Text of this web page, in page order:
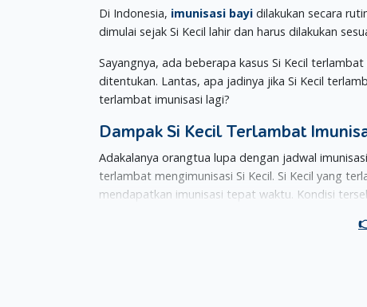
Di Indonesia, imunisasi bayi dilakukan secara
dimulai sejak Si Kecil lahir dan harus dilakukan
Sayangnya, ada beberapa kasus Si Kecil
ditentukan. Lantas, apa jadinya jika Si Kecil
terlambat imunisasi lagi?
Dampak Si Kecil Terlambat
Adakalanya orangtua lupa dengan jadwal
terlambat mengimunisasi Si Kecil. Si Kecil yang
mendapatkan imunisasi tepat waktu. Kondisi
Jika mengalami keterlambatan imunisasi selama